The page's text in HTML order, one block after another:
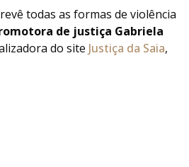
todas as formas de violência
de justiça Gabriela
do site Justiça da Saia,